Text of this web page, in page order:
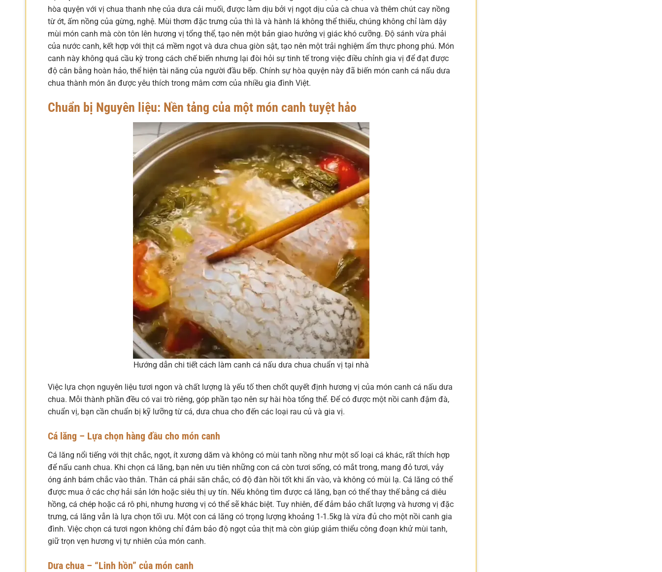
hòa quyện với vị chua thanh nhẹ của dưa cải muối, được làm dịu bởi vị ngọt dịu của cà chua và thêm chút cay nồng
từ ớt, ấm nồng của gừng, nghệ. Mùi thơm đặc trưng của thì là và hành lá không thể thiếu, chúng không chỉ làm dậy
mùi món canh mà còn tôn lên hương vị tổng thể, tạo nên một bản giao hưởng vị giác khó cưỡng. Độ sánh vừa phải
của nước canh, kết hợp với thịt cá mềm ngọt và dưa chua giòn sật, tạo nên một trải nghiệm ẩm thực phong phú. Món
canh này không quá cầu kỳ trong cách chế biến nhưng lại đòi hỏi sự tinh tế trong việc điều chỉnh gia vị để đạt được
độ cân bằng hoàn hảo, thể hiện tài năng của người đầu bếp. Chính sự hòa quyện này đã biến món canh cá nấu dưa
chua thành món ăn được yêu thích trong mâm cơm của nhiều gia đình Việt.
Chuẩn bị Nguyên liệu: Nền tảng của một món canh tuyệt hảo
Hướng dẫn chi tiết cách làm canh cá nấu dưa chua chuẩn vị tại nhà
Việc lựa chọn nguyên liệu tươi ngon và chất lượng là yếu tố then chốt quyết định hương vị của món canh cá nấu dưa
chua. Mỗi thành phần đều có vai trò riêng, góp phần tạo nên sự hài hòa tổng thể. Để có được một nồi canh đậm đà,
chuẩn vị, bạn cần chuẩn bị kỹ lưỡng từ cá, dưa chua cho đến các loại rau củ và gia vị.
Cá lăng – Lựa chọn hàng đầu cho món canh
Cá lăng nổi tiếng với thịt chắc, ngọt, ít xương dăm và không có mùi tanh nồng như một số loại cá khác, rất thích hợp
để nấu canh chua. Khi chọn cá lăng, bạn nên ưu tiên những con cá còn tươi sống, có mắt trong, mang đỏ tươi, vảy
óng ánh bám chắc vào thân. Thân cá phải săn chắc, có độ đàn hồi tốt khi ấn vào, và không có mùi lạ. Cá lăng có thể
được mua ở các chợ hải sản lớn hoặc siêu thị uy tín. Nếu không tìm được cá lăng, bạn có thể thay thế bằng cá diêu
hồng, cá chép hoặc cá rô phi, nhưng hương vị có thể sẽ khác biệt. Tuy nhiên, để đảm bảo chất lượng và hương vị đặc
trưng, cá lăng vẫn là lựa chọn tối ưu. Một con cá lăng có trọng lượng khoảng 1-1.5kg là vừa đủ cho một nồi canh gia
đình. Việc chọn cá tươi ngon không chỉ đảm bảo độ ngọt của thịt mà còn giúp giảm thiểu công đoạn khử mùi tanh,
giữ trọn vẹn hương vị tự nhiên của món canh.
Dưa chua – “Linh hồn” của món canh